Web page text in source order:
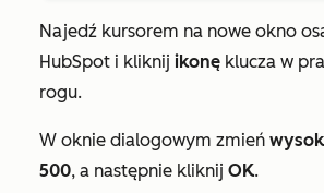
Najedź kursorem na nowe okno
HubSpot i kliknij ikonę klucza w
rogu.
W oknie dialogowym zmień
500, a następnie kliknij OK.